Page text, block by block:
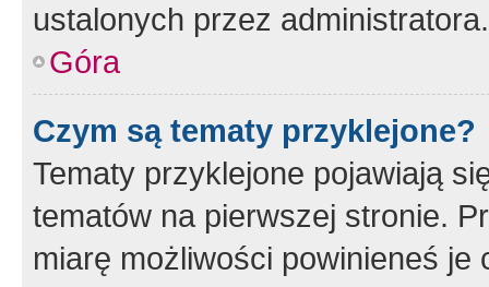
ustalonych przez administratora.
Góra
Czym są tematy przyklejone?
Tematy przyklejone pojawiają
tematów na pierwszej stronie.
miarę możliwości powinieneś je